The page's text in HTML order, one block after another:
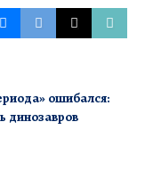
ошибался:
динозавров